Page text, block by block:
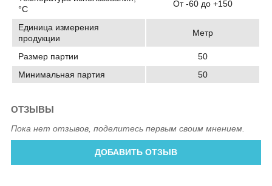
°C
От -60 до +150
Единица измерения
продукции
Метр
Размер партии
50
Минимальная партия
50
ОТЗЫВЫ
Пока нет отзывов, поделитесь первым своим мнением.
ДОБАВИТЬ ОТЗЫВ